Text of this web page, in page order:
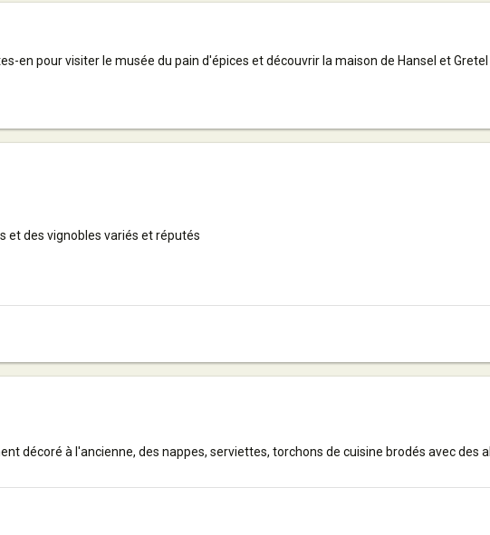
en pour visiter le musée du pain d'épices et découvrir la maison de Hansel et Gretel
et des vignobles variés et réputés
décoré à l'ancienne, des nappes, serviettes, torchons de cuisine brodés avec